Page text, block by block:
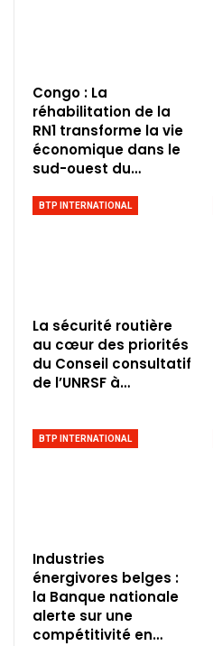
Congo : La
réhabilitation de la
RN1 transforme la vie
économique dans le
sud-ouest du…
BTP INTERNATIONAL
La sécurité routière
au cœur des priorités
du Conseil consultatif
de l’UNRSF à…
BTP INTERNATIONAL
Industries
énergivores belges :
la Banque nationale
alerte sur une
compétitivité en…